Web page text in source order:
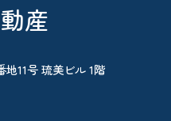
産
11号 琉美ビル 1階